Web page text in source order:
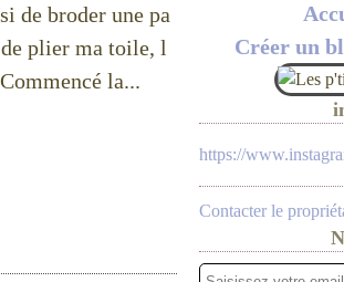
de broder une pa
plier ma toile, l
la...
Créer un
https://
Contacter le